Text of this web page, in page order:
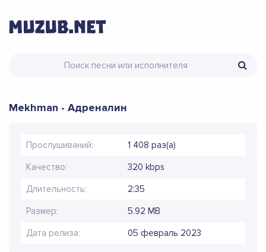
Mekhman - Адреналин
Прослушиваний: 1 408 раз(а)
Качество: 320 kbps
Длительность: 2:35
Размер: 5.92 MB
Дата релиза: 05 февраль 2023